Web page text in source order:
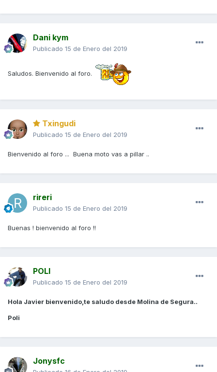
Dani kym
Publicado 15 de Enero del 2019
Saludos. Bienvenido al foro.
Txingudi
Publicado 15 de Enero del 2019
Bienvenido al foro ... Buena moto vas a pillar ..
rireri
Publicado 15 de Enero del 2019
Buenas ! bienvenido al foro !!
POLI
Publicado 15 de Enero del 2019
Hola Javier bienvenido,te saludo desde Molina de Segura..
Poli
Jonysfc